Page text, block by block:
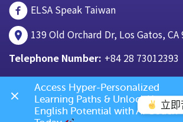
ELSA Speak Taiwan
139 Old Orchard Dr, Los Gatos, CA
Telephone Number: +84 28 73012393
立即
Access Hyper-Personalized
Learning Paths & Unlock Your
English Potential with AI Coach